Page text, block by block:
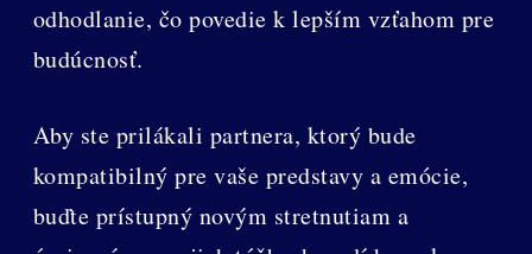
odhodlanie, čo povedie k lepším vzťahom pre
budúcnosť.
Aby ste prilákali partnera, ktorý bude
kompatibilný pre vaše predstavy a emócie,
buďte prístupný novým stretnutiam a